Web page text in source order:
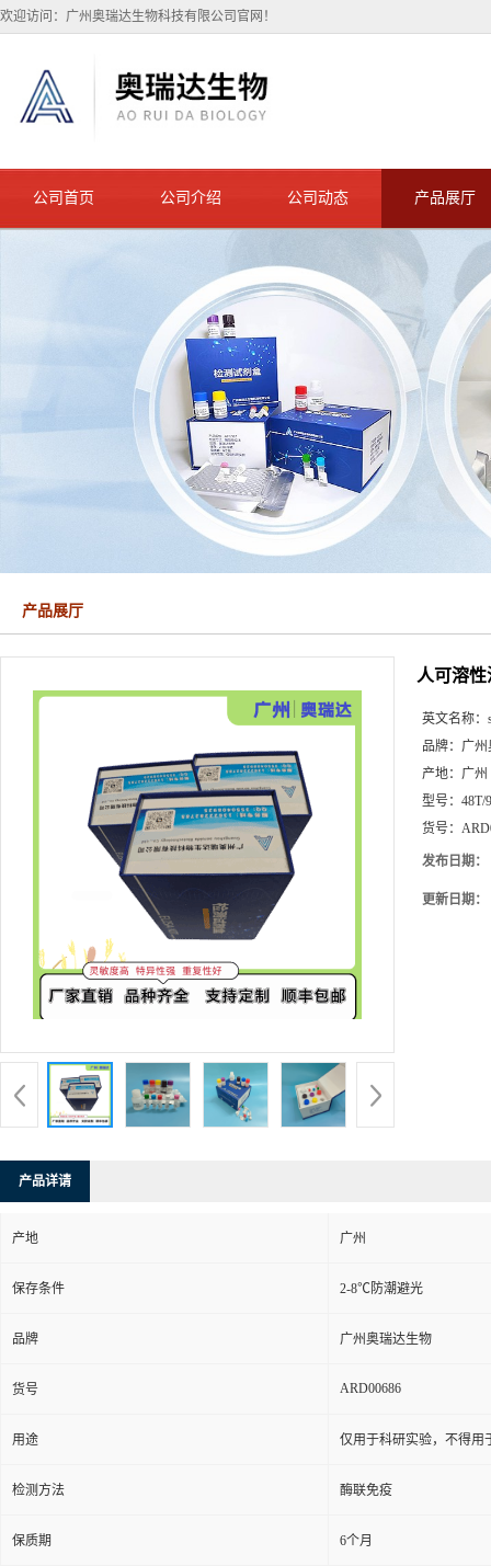
欢迎访问：广州奥瑞达生物科技有限公司官网！
公司首页 公司介绍 公司动态 产品展厅
产品展厅
人可溶
英文名称：
品牌： 广州
产地： 广州
型号： 48T/
货号：
发布日期：
更新日期：
产品详请
产地 广州
保存条件 2-8℃防潮避光
品牌 广州奥瑞达生物
货号 ARD00686
用途 仅用于科研实验，不得用
检测方法 酶联免疫
保质期 6个月